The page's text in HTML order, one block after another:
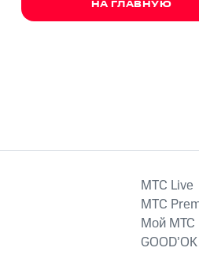
НА ГЛАВНУЮ
MTС Live
MTС
Мой МТС
GOOD’OK